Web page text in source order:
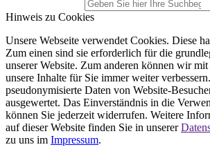
Hinweis zu Cookies
Unsere Webseite verwendet Cookies. Diese
Zum einen sind sie erforderlich für die
unserer Website. Zum anderen können wir
unsere Inhalte für Sie immer weiter
pseudonymisierte Daten von Website-
ausgewertet. Das Einverständnis in die
können Sie jederzeit widerrufen. Weitere
auf dieser Website finden Sie in unserer
zu uns im Impressum.